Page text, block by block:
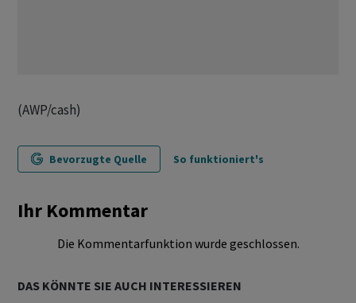
(AWP/cash)
Bevorzugte Quelle So funktioniert's
Ihr Kommentar
Die Kommentarfunktion wurde geschlossen.
DAS KÖNNTE SIE AUCH INTERESSIEREN